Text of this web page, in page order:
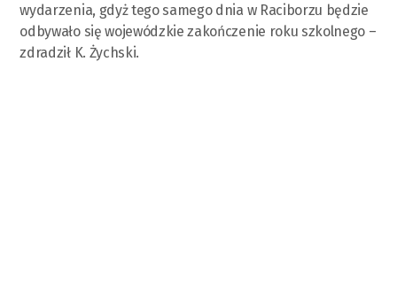
wydarzenia, gdyż tego samego dnia w Raciborzu będzie
odbywało się wojewódzkie zakończenie roku szkolnego –
zdradził K. Żychski.